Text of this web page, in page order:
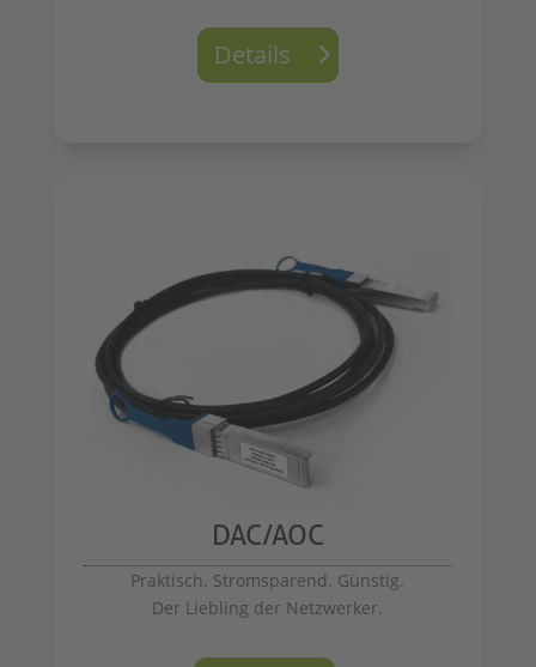
Details
DAC/AOC
Praktisch. Stromsparend. Günstig.
Der Liebling der Netzwerker.